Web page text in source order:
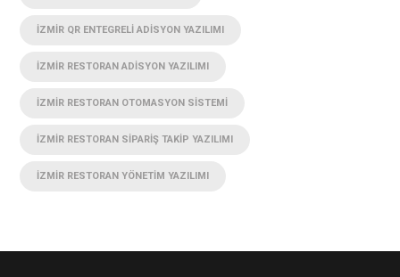
İZMIR QR ENTEGRELI ADISYON YAZILIMI
İZMIR RESTORAN ADISYON YAZILIMI
İZMIR RESTORAN OTOMASYON SISTEMI
İZMIR RESTORAN SIPARIŞ TAKIP YAZILIMI
İZMIR RESTORAN YÖNETIM YAZILIMI